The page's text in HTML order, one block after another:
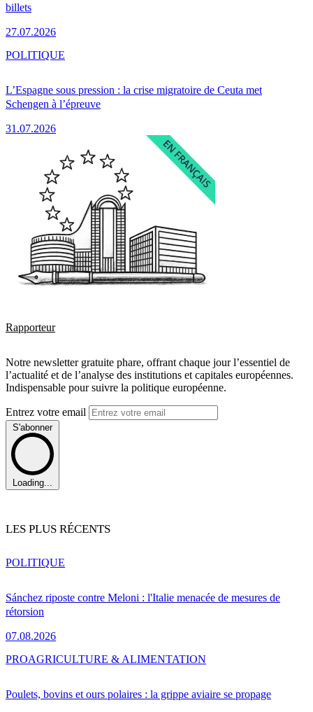
billets
27.07.2026
L’Espagne sous pression : la crise migratoire de Ceuta met
Schengen à l’épreuve
31.07.2026
POLITIQUE
Rapporteur
Notre newsletter gratuite phare, offrant chaque jour l’essentiel de
l’actualité et de l’analyse des institutions et capitales européennes.
Indispensable pour suivre la politique européenne.
Entrez votre email
S'abonner
Loading...
LES PLUS RÉCENTS
Sánchez riposte contre Meloni : l'Italie menacée de mesures de
rétorsion
07.08.2026
POLITIQUE
Poulets, bovins et ours polaires : la grippe aviaire se propage
PROAGRICULTURE & ALIMENTATION